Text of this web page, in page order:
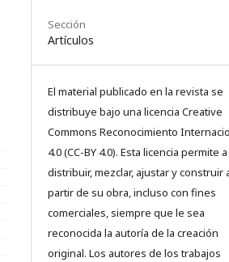
Sección
Artículos
El material publicado en la revista se
distribuye bajo una licencia Creative
Commons Reconocimiento
4.0 (CC-BY 4.0). Esta licencia permite
distribuir, mezclar, ajustar y construir
partir de su obra, incluso con fines
comerciales, siempre que le sea
reconocida la autoría de la creación
original. Los autores de los trabajos